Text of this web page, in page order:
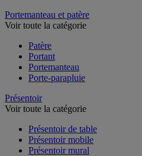
Portemanteau et patère
Voir toute la catégorie
Patère
Portant
Portemanteau
Porte-parapluie
Présentoir
Voir toute la catégorie
Présentoir de table
Présentoir mobile
Présentoir mural